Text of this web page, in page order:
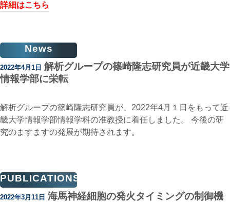
詳細はこちら
News
2022年4月1日 解析グループの篠崎隆志研究員が近畿大学
情報学部に栄転
解析グループの篠崎隆志研究員が、2022年4月１日をもって近
畿大学情報学部情報学科の准教授に着任しました。 今後の研
究のますますの発展が期待されます。
PUBLICATIONS
2022年3月11日 海馬神経細胞の発火タイミングの制御機